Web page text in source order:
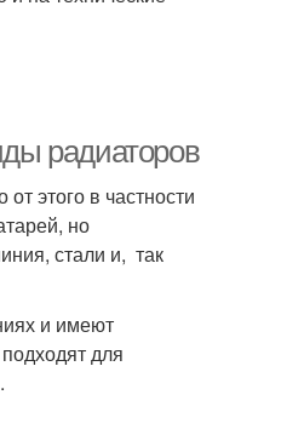
радиаторов
этого в частности
но
стали и, так
и имеют
для